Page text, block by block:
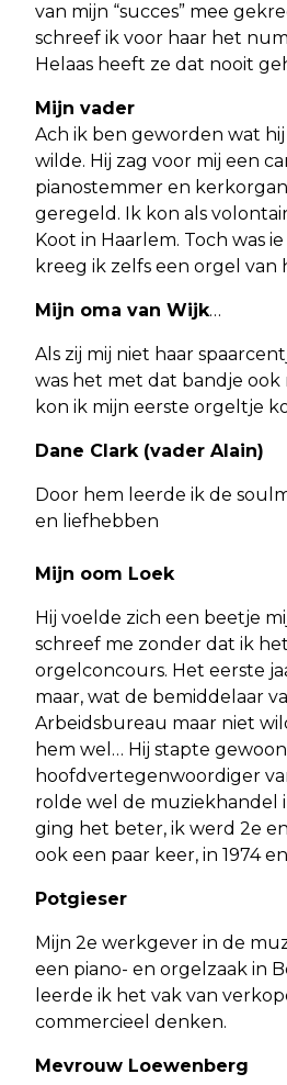
van mijn “succes” mee
schreef ik voor haar het
Helaas heeft ze dat nooit
Mijn vader
Ach ik ben geworden wat
wilde. Hij zag voor mij een
pianostemmer en
geregeld. Ik kon als
Koot in Haarlem. Toch was
kreeg ik zelfs een orgel van
Mijn oma van Wijk…
Als zij mij niet haar
was het met dat bandje ook
kon ik mijn eerste orgeltje
Dane Clark (vader Alain)
Door hem leerde ik de
en liefhebben
Mijn oom Loek
Hij voelde zich een beetje
schreef me zonder dat ik
orgelconcours. Het eerste
maar, wat de bemiddelaar
Arbeidsbureau maar niet
hem wel… Hij stapte
hoofdvertegenwoordiger
rolde wel de muziekhandel
ging het beter, ik werd 2e
ook een paar keer, in 1974 en
Potgieser
Mijn 2e werkgever in de
een piano- en orgelzaak in
leerde ik het vak van
commercieel denken.
Mevrouw Loewenberg